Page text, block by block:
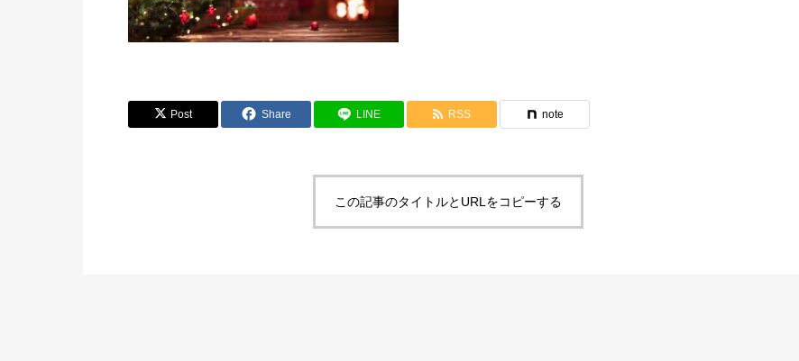
Post Share LINE RSS note
この記事のタイトルとURLをコピーする